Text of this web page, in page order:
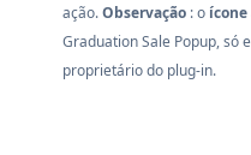
ação.Observação : o ícone
Graduation Sale Popup, só
proprietário do plug-in.